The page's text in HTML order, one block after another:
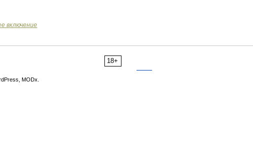
включение
18+
MODx.